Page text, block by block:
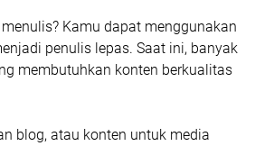
Kamu dapat menggunakan
penulis lepas. Saat ini, banyak
membutuhkan konten berkualitas
blog, atau konten untuk media